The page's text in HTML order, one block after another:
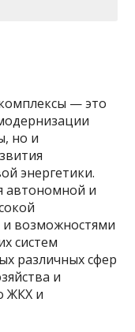
— это
но и
энергетики.
автономной и
возможностями
систем
различных сфер
и
ЖКХ и